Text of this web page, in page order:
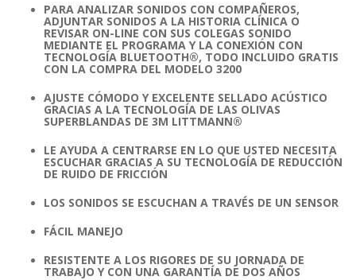
PARA ANALIZAR SONIDOS CON COMPAÑEROS,
ADJUNTAR SONIDOS A LA HISTORIA CLÍNICA O
REVISAR ON-LINE CON SUS COLEGAS SONIDO
MEDIANTE EL PROGRAMA Y LA CONEXIÓN CON
TECNOLOGÍA BLUETOOTH®, TODO INCLUIDO GRATIS
CON LA COMPRA DEL MODELO 3200
AJUSTE CÓMODO Y EXCELENTE SELLADO ACÚSTICO
GRACIAS A LA TECNOLOGÍA DE LAS OLIVAS
SUPERBLANDAS DE 3M LITTMANN®
LE AYUDA A CENTRARSE EN LO QUE USTED NECESITA
ESCUCHAR GRACIAS A SU TECNOLOGÍA DE REDUCCIÓN
DE RUIDO DE FRICCIÓN
LOS SONIDOS SE ESCUCHAN A TRAVÉS DE UN SENSOR
FÁCIL MANEJO
RESISTENTE A LOS RIGORES DE SU JORNADA DE
TRABAJO Y CON UNA GARANTÍA DE DOS AÑOS